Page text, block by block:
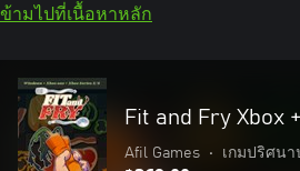
ข้ามไปที่เนื้อหาหลัก
Fit and Fry Xbox
Afil Games • เกมปริศน